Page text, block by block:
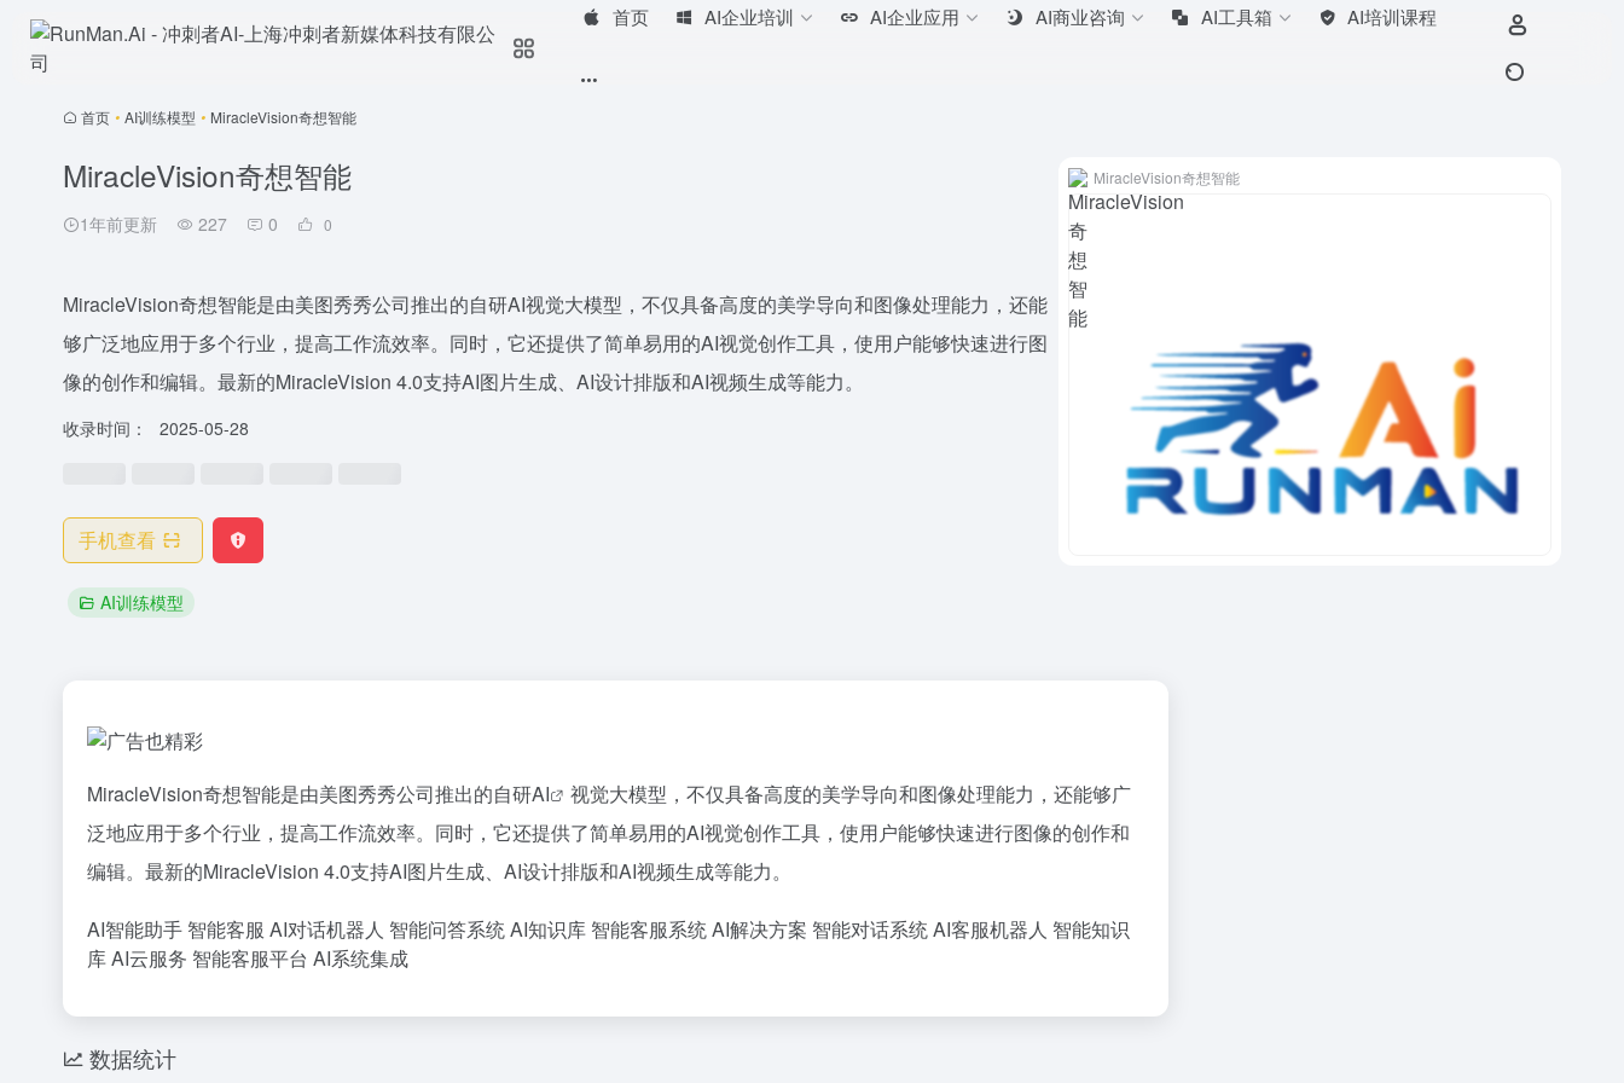
首页 AI企业培训 AI企业应用 AI商业咨询 AI工具箱 AI培训课程
首页 • AI训练模型 • MiracleVision奇想智能
MiracleVision奇想智能
1年前更新 227 0 0
MiracleVision奇想智能是由美图秀秀公司推出的自研AI视觉大模型，不仅具备高度的美学导向和图像处理能力，还能
够广泛地应用于多个行业，提高工作流效率。同时，它还提供了简单易用的AI视觉创作工具，使用户能够快速进行图
像的创作和编辑。最新的MiracleVision 4.0支持AI图片生成、AI设计排版和AI视频生成等能力。
收录时间： 2025-05-28
手机查看
AI训练模型
MiracleVision奇想智能
MiracleVision奇想智能是由美图秀秀公司推出的自研AI
视觉大模型，不仅具备高度的美学导向和图像处理能力，还能够广
泛地应用于多个行业，提高工作流效率。同时，它还提供了简单易用的AI视觉创作工具，使用户能够快速进行图像的创作和
编辑。最新的MiracleVision 4.0支持AI图片生成、AI设计排版和AI视频生成等能力。
AI智能助手 智能客服 AI对话机器人 智能问答系统AI知识库 智能客服系统AI解决方案 智能对话系统AI客服机器人 智能知识
库AI云服务 智能客服平台 AI系统集成
数据统计